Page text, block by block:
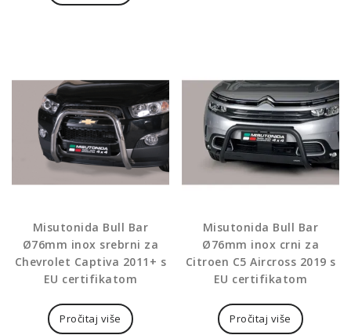
Misutonida Bull Bar
Ø76mm inox srebrni za
Chevrolet Captiva 2011+ s
EU certifikatom
Pročitaj više
Misutonida Bull Bar
Ø76mm inox crni za
Citroen C5 Aircross 2019 s
EU certifikatom
Pročitaj više